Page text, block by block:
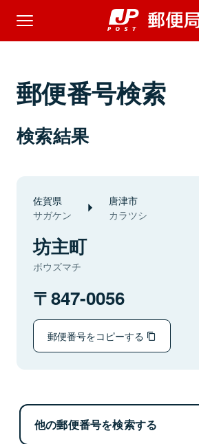
郵便番号検索
検索結果
佐賀県
サガケン
唐津市
カラツシ
坊主町
ボウズマチ
847-0056
郵便番号をコピーする
他の郵便番号を検索する